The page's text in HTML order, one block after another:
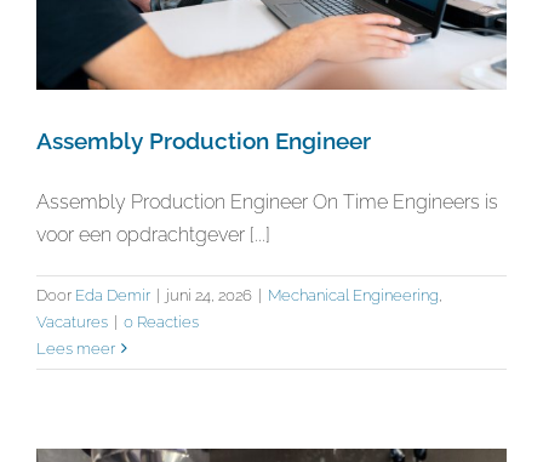
Assembly Production Engineer
Assembly Production Engineer On Time Engineers is
voor een opdrachtgever [...]
Door Eda Demir | juni 24, 2026 | Mechanical Engineering
Vacatures | 0 Reacties
Lees meer